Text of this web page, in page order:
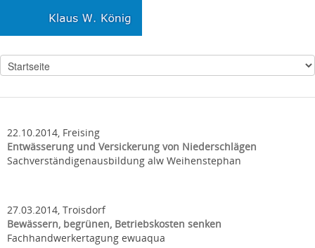
22.10.2014, Freising
Entwässerung und Versickerung von Niederschlägen
Sachverständigenausbildung alw Weihenstephan
27.03.2014, Troisdorf
Bewässern, begrünen, Betriebskosten senken
Fachhandwerkertagung ewuaqua